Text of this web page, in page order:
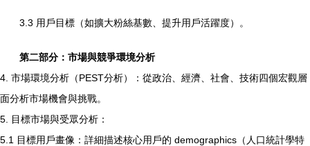
3.3 用戶目標（如擴大粉絲基數、提升用戶活躍度）。
第二部分：市場與競爭環境分析
4. 市場環境分析（PEST分析）：從政治、經濟、社會、技術四個宏觀層
面分析市場機會與挑戰。
5. 目標市場與受眾分析：
5.1 目標用戶畫像：詳細描述核心用戶的 demographics（人口統計學特